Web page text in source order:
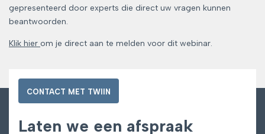
gepresenteerd door experts die direct uw vragen kunnen
beantwoorden.
Klik hier om je direct aan te melden voor dit webinar.
CONTACT MET TWIIN
Laten we een afspraak